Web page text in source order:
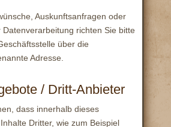
Auskunftsanfragen oder
Datenverarbeitung richten Sie bitte
über die
Adresse.
/ Dritt-Anbieter
dass innerhalb dieses
Dritter, wie zum Beispiel